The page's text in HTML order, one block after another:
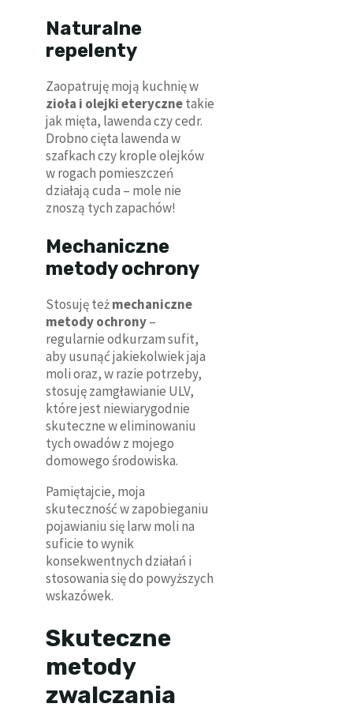
Naturalne
repelenty
Zaopatruję moją kuchnię w
zioła i olejki eterycznetakie
jak mięta, lawenda czy cedr.
Drobno cięta lawenda w
szafkach czy krople olejków
w rogach pomieszczeń
działają cuda – mole nie
znoszą tych zapachów!
Mechaniczne
metody ochrony
Stosuję teżmechaniczne
metody ochrony–
regularnie odkurzam sufit,
aby usunąć jakiekolwiek jaja
moli oraz, w razie potrzeby,
stosuję zamgławianie ULV,
które jest niewiarygodnie
skuteczne w eliminowaniu
tych owadów z mojego
domowego środowiska.
Pamiętajcie, moja
skuteczność w zapobieganiu
pojawianiu się larw moli na
suficie to wynik
konsekwentnych działań i
stosowania się do powyższych
wskazówek.
Skuteczne
metody
zwalczania